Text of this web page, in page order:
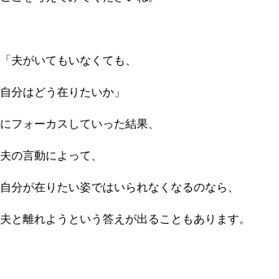
「夫がいてもいなくても、
自分はどう在りたいか」
にフォーカスしていった結果、
夫の言動によって、
自分が在りたい姿ではいられなくなるのなら、
夫と離れようという答えが出ることもあります。